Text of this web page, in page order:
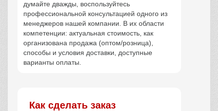
думайте дважды, воспользуйтесь
профессиональной консультацией одного из
менеджеров нашей компании. В их области
компетенции: актуальная стоимость, как
организована продажа (оптом/розница),
способы и условия доставки, доступные
варианты оплаты.
Как сделать заказ